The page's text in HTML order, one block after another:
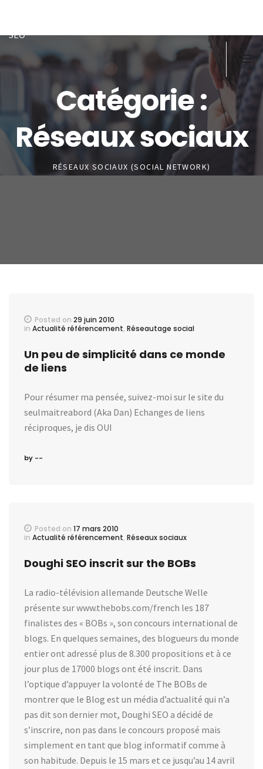
SEO
Catégorie :
Réseaux sociaux
RÉSEAUX SOCIAUX (SOCIAL NETWORK)
Posted on 29 juin 2010
in Actualité référencement, Réseautage social
Un peu de simplicité dans ce monde
de liens
Pour résumer ma pensée, suivez-moi sur le site du
seulmaitreabord (Aka Dan) Echanges de liens
réciproques, je dis OUI
by --
Posted on 17 mars 2010
in Actualité référencement, Réseaux sociaux
Doughi SEO inscrit sur the BOBs
La radio-télévision allemande Deutsche Welle
présente sur www.thebobs.com/french les 187
finalistes des « BOBs », son concours international de
blogs. En quelques semaines, des blogueurs du monde
entier ont adressé plus de 8.300 propositions et à ce
jour plus de 17000 blogs ont été inscrit. Dans
l’optique d’appuyer la volonté de The BOBs de
montrer que le Blog est un média d’actualité qui n’a
pas dit son dernier mot, Doughi SEO a décidé de
s’inscrire, non pas dans le concours proposé mais
simplement en tant que blog informatif comme à
son habitude. Depuis le 15 mars et ce jusqu’au 14 avril